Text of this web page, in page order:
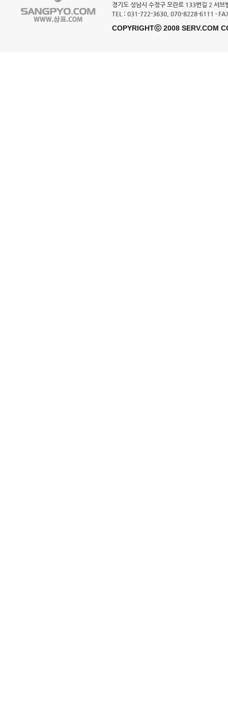
경기도 성남시 수정구 모란로 133번길 2 서브
TEL : 031-722-3630, 070-8228-6111 ·
COPYRIGHTⓒ 2008 SERV.COM